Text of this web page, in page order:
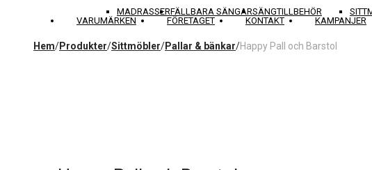
MADRASSERFÄLLBARA SÄNGARSÄNGTILLBEHÖR
VARUMÄRKEN FÖRETAGET KONTAKT KAMPANJER
Hem/Produkter/Sittmöbler/Pallar & bänkar/Happy Pall och Barstol